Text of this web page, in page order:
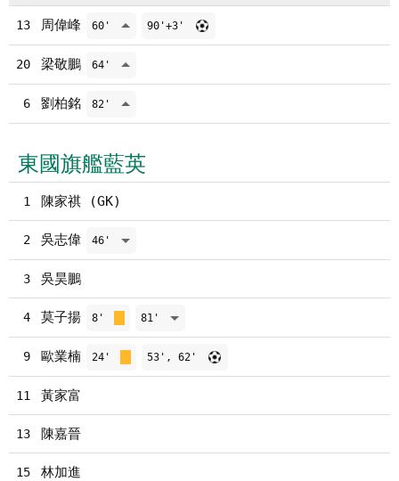
13 周偉峰 60' 90'+3'
20 梁敬鵬 64'
6 劉柏銘 82'
東國旗艦藍英
1 陳家祺 (GK)
2 吳志偉 46'
3 吳昊鵬
4 莫子揚 8' 81'
9 歐業楠 24' 53', 62'
11 黃家富
13 陳嘉晉
15 林加進